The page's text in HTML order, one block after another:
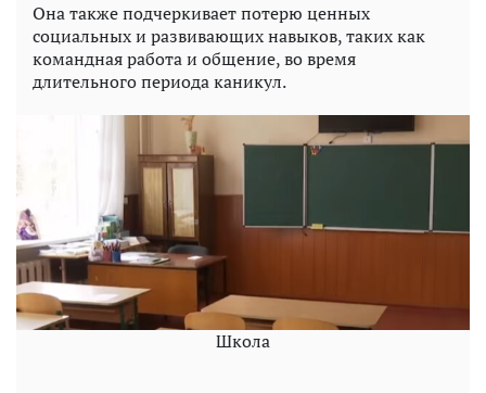
Она также подчеркивает потерю ценных
социальных и развивающих навыков, таких как
командная работа и общение, во время
длительного периода каникул.
Школа